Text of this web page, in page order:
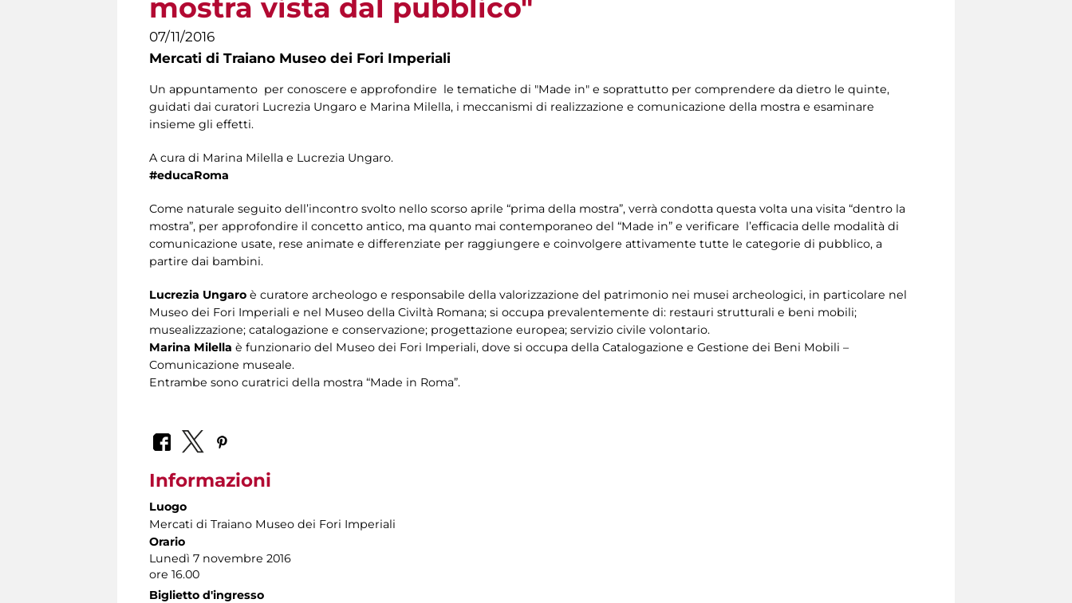
mostra vista dal pubblico"
07/11/2016
Mercati di Traiano Museo dei Fori Imperiali
Un appuntamento per conoscere e approfondire le tematiche di "Made in" e soprattutto per comprendere da dietro le quinte,
guidati dai curatori Lucrezia Ungaro e Marina Milella, i meccanismi di realizzazione e comunicazione della mostra e esaminare
insieme gli effetti.
A cura di Marina Milella e Lucrezia Ungaro.
#educaRoma
Come naturale seguito dell’incontro svolto nello scorso aprile “prima della mostra”, verrà condotta questa volta una visita “dentro la
mostra”, per approfondire il concetto antico, ma quanto mai contemporaneo del “Made in” e verificare l’efficacia delle modalità di
comunicazione usate, rese animate e differenziate per raggiungere e coinvolgere attivamente tutte le categorie di pubblico, a
partire dai bambini.
Lucrezia Ungaro è curatore archeologo e responsabile della valorizzazione del patrimonio nei musei archeologici, in particolare nel
Museo dei Fori Imperiali e nel Museo della Civiltà Romana; si occupa prevalentemente di: restauri strutturali e beni mobili;
musealizzazione; catalogazione e conservazione; progettazione europea; servizio civile volontario.
Marina Milella è funzionario del Museo dei Fori Imperiali, dove si occupa della Catalogazione e Gestione dei Beni Mobili –
Comunicazione museale.
Entrambe sono curatrici della mostra “Made in Roma”.
Informazioni
Luogo
Mercati di Traiano Museo dei Fori Imperiali
Orario
Lunedì 7 novembre 2016
ore 16.00
Biglietto d'ingresso